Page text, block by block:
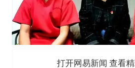
打开网易新闻 查看